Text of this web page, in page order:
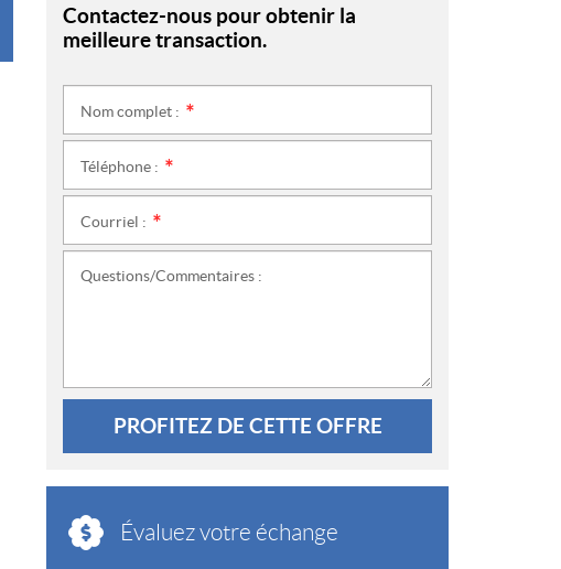
Contactez-nous pour obtenir la
meilleure transaction.
Nom complet :
Téléphone :
Courriel :
Questions/Commentaires :
PROFITEZ DE CETTE OFFRE
Évaluez votre échange